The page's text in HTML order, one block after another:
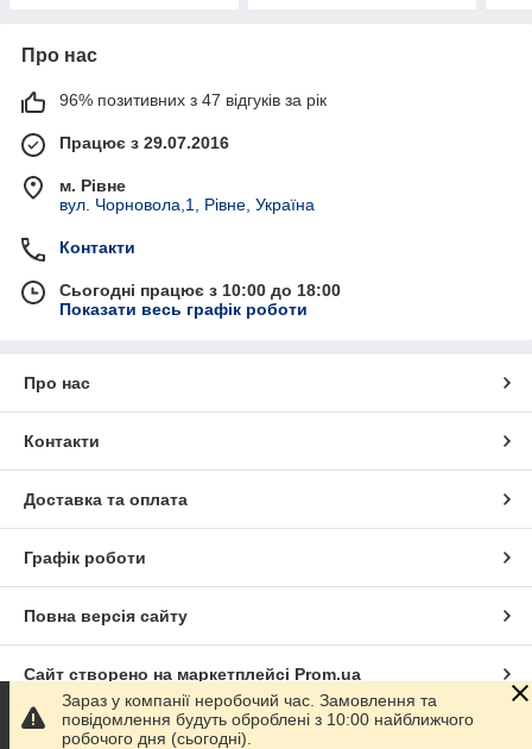
Про нас
96% позитивних з 47 відгуків за рік
Працює з 29.07.2016
м. Рівне
вул. Чорновола,1, Рівне, Україна
Контакти
Сьогодні працює з 10:00 до 18:00
Показати весь графік роботи
Про нас
Контакти
Доставка та оплата
Графік роботи
Повна версія сайту
Сайт створено на маркетплейсі Prom.ua
Політика конфіденційності
Зараз у компанії неробочий час. Замовлення та
повідомлення будуть оброблені з 10:00 найближчого
робочого дня (сьогодні).